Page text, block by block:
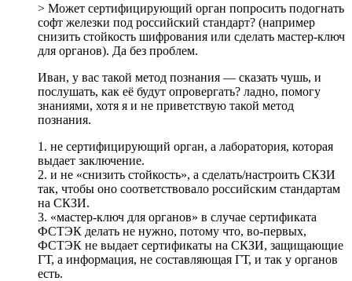
> Может сертифицирующий орган попросить подогнать
софт железки под российский стандарт? (например
снизить стойкость шифрования или сделать мастер-ключ
для органов). Да без проблем.
Иван, у вас такой метод познания — сказать чушь, и
послушать, как её будут опровергать? ладно, помогу
знаниями, хотя я и не приветствую такой метод
познания.
1. не сертифицирующий орган, а лаборатория, которая
выдает заключение.
2. и не «снизить стойкость», а сделать/настроить СКЗИ
так, чтобы оно соответствовало российским стандартам
на СКЗИ.
3. «мастер-ключ для органов» в случае сертификата
ФСТЭК делать не нужно, потому что, во-первых,
ФСТЭК не выдает сертификаты на СКЗИ, защищающие
ГТ, а информация, не составляющая ГТ, и так у органов
есть.